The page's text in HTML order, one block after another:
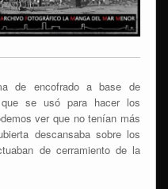
de encofrado a base de
se usó para hacer los
ver que no tenían más
descansaba sobre los
de cerramiento de la